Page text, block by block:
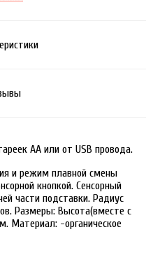
АА или от USB провода.
и режим плавной смены
кнопкой. Сенсорный
части подставки. Радиус
Размеры: Высота(вместе с
Материал: -органическое